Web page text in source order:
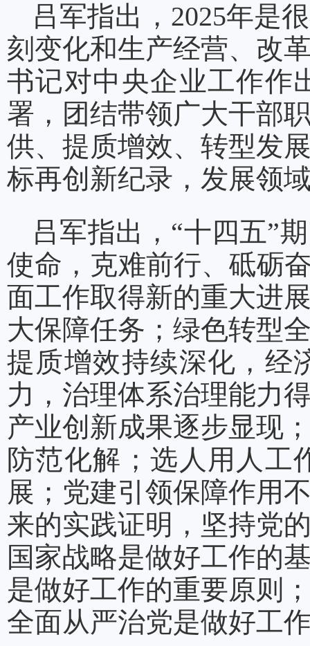
吕军指出，2025年是
刻变化和生产经营、改
书记对中央企业工作作
署，团结带领广大干部
供、提质增效、转型发
标再创新纪录，发展领
吕军指出，“十四五”
使命，克难前行、砥砺
面工作取得新的重大进
大保障任务；绿色转型
提质增效持续深化，经
力，治理体系治理能力
产业创新成果逐步显现
防范化解；选人用人工
展；党建引领保障作用
来的实践证明，坚持党
国家战略是做好工作的
是做好工作的重要原则
全面从严治党是做好工